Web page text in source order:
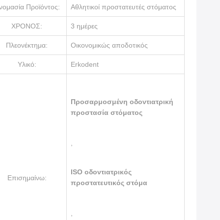
Προϊόντος: Αθλητικοί προστατευτές στόματος
ΧΡΟΝΟΣ: 3 ημέρες
Πλεονέκτημα: Οικονομικώς αποδοτικός
Υλικό: Erkodent
Επισημαίνω:
Προσαρμοσμένη οδοντιατρική
προστασία στόματος
ISO οδοντιατρικός
προστατευτικός στόμα